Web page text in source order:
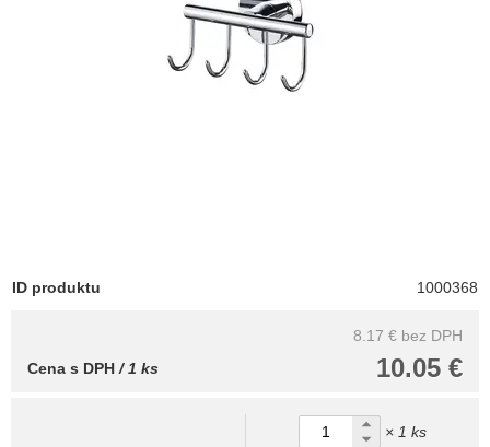
ID produktu 1000368
8.17 € bez DPH
10.05 €
Cena s DPH/ 1 ks
× 1 ks